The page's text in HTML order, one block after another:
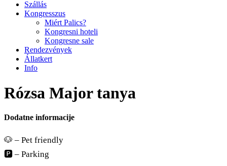
Szállás
Kongresszus
Miért Palics?
Kongresni hoteli
Kongresne sale
Rendezvények
Állatkert
Info
Rózsa Major tanya
Dodatne informacije
🐶 – Pet friendly
🅿️ – Parking